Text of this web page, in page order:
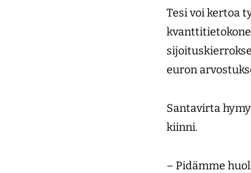
Tesi voi kertoa
euron
Santavirta
kiinni.
– Pidämme